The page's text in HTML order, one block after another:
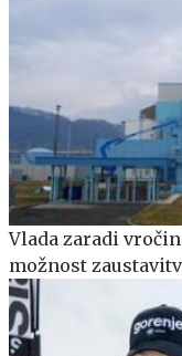
Vlada zaradi
možnost